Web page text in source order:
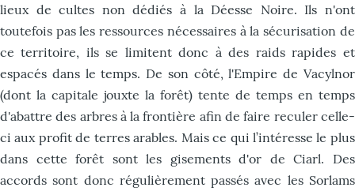
lieux de cultes non dédiés à la Déesse Noire. Ils n'ont
toutefois pas les ressources nécessaires à la sécurisation de
ce territoire, ils se limitent donc à des raids rapides et
espacés dans le temps. De son côté, l'Empire de Vacylnor
(dont la capitale jouxte la forêt) tente de temps en temps
d'abattre des arbres à la frontière afin de faire reculer celle-
ci aux profit de terres arables. Mais ce qui l’intéresse le plus
dans cette forêt sont les gisements d'or de Ciarl. Des
accords sont donc régulièrement passés avec les Sorlams